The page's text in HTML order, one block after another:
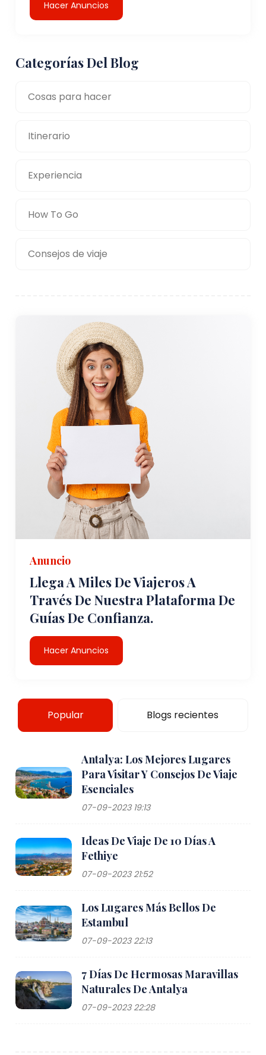
Hacer Anuncios
Categorías Del Blog
Cosas para hacer
Itinerario
Experiencia
How To Go
Consejos de viaje
Anuncio
Llega A Miles De Viajeros A
Través De Nuestra Plataforma De
Guías De Confianza.
Hacer Anuncios
Popular Blogs recientes
Antalya: Los Mejores Lugares
Para Visitar Y Consejos De Viaje
Esenciales
07-09-2023 19:13
Ideas De Viaje De 10 Días A
Fethiye
07-09-2023 21:52
Los Lugares Más Bellos De
Estambul
07-09-2023 22:13
7 Días De Hermosas Maravillas
Naturales De Antalya
07-09-2023 22:28